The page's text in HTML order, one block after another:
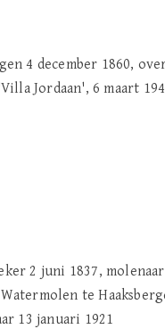
4 december 1860,
Jordaan', 6 maart
2 juni 1837,
te
13 januari 1921